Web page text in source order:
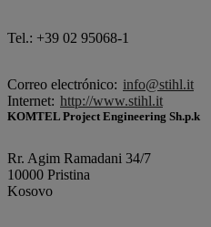
Tel.: +39 02 95068-1
Correo electrónico: info@stihl.it
Internet: http://www.stihl.it
KOMTEL Project Engineering Sh.p.k
Rr. Agim Ramadani 34/7
10000 Pristina
Kosovo